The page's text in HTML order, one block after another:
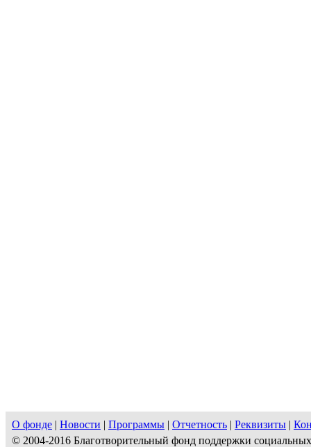
О фонде | Новости | Программы | Отчетность | Реквизиты |
© 2004-2016 Благотворительный фонд поддержки